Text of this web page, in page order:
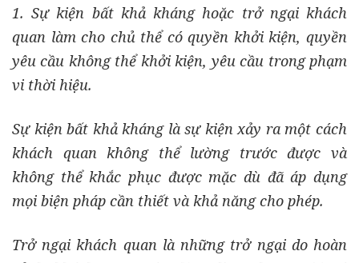
1. Sự kiện bất khả kháng hoặc trở ngại khách
quan làm cho chủ thể có quyền khởi kiện, quyền
yêu cầu không thể khởi kiện, yêu cầu trong phạm
vi thời hiệu.
Sự kiện bất khả kháng là sự kiện xảy ra một cách
khách quan không thể lường trước được và
không thể khắc phục được mặc dù đã áp dụng
mọi biện pháp cần thiết và khả năng cho phép.
Trở ngại khách quan là những trở ngại do hoàn